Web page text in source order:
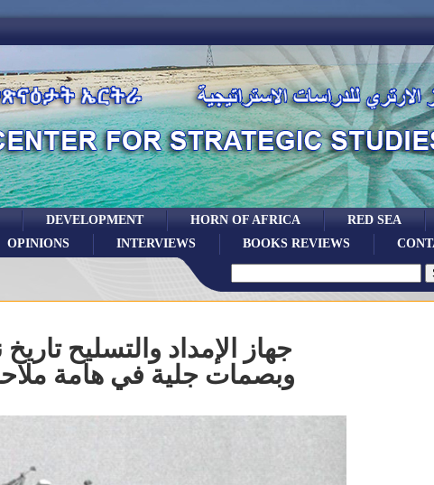
RED SEA
HORN OF AFRICA
DEVELOPMENT
BOOKS REVIEWS
INTERVIEWS
OPINIONS
جهاز الإمداد والتسليح
وبصمات جلية في هامة